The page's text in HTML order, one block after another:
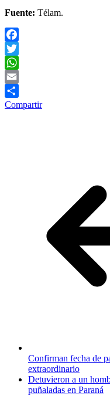
Fuente: Télam.
Facebook
Twitter
WhatsApp
Email
Compartir
Confirman fecha de
extraordinario
Detuvieron a un
puñaladas en Paraná